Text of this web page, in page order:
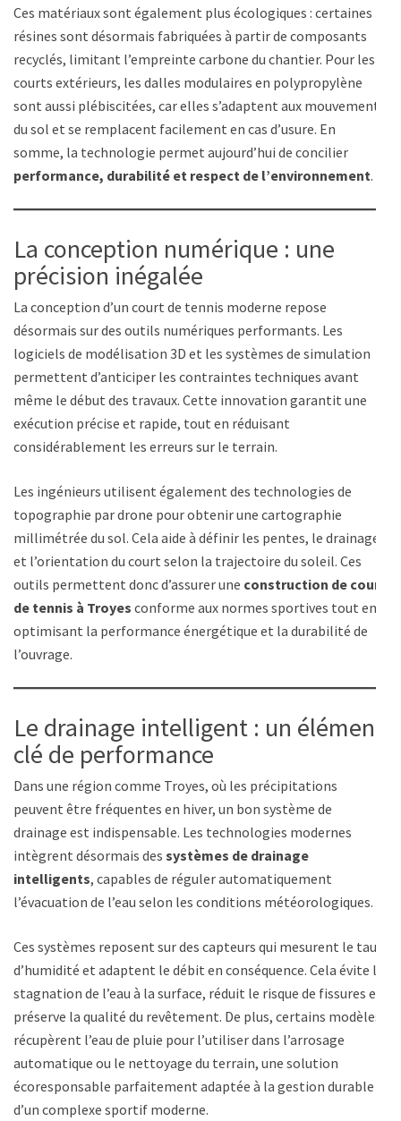
Ces matériaux sont également plus écologiques : certaines
résines sont désormais fabriquées à partir de composants
recyclés, limitant l’empreinte carbone du chantier. Pour les
courts extérieurs, les dalles modulaires en polypropylène
sont aussi plébiscitées, car elles s’adaptent aux mouvements
du sol et se remplacent facilement en cas d’usure. En
somme, la technologie permet aujourd’hui de concilier
performance, durabilité et respect de l’environnement.
La conception numérique : une
précision inégalée
La conception d’un court de tennis moderne repose
désormais sur des outils numériques performants. Les
logiciels de modélisation 3D et les systèmes de simulation
permettent d’anticiper les contraintes techniques avant
même le début des travaux. Cette innovation garantit une
exécution précise et rapide, tout en réduisant
considérablement les erreurs sur le terrain.
Les ingénieurs utilisent également des technologies de
topographie par drone pour obtenir une cartographie
millimétrée du sol. Cela aide à définir les pentes, le drainage
et l’orientation du court selon la trajectoire du soleil. Ces
outils permettent donc d’assurer une construction de court
de tennis à Troyes conforme aux normes sportives tout en
optimisant la performance énergétique et la durabilité de
l’ouvrage.
Le drainage intelligent : un élément
clé de performance
Dans une région comme Troyes, où les précipitations
peuvent être fréquentes en hiver, un bon système de
drainage est indispensable. Les technologies modernes
intègrent désormais des systèmes de drainage
intelligents, capables de réguler automatiquement
l’évacuation de l’eau selon les conditions météorologiques.
Ces systèmes reposent sur des capteurs qui mesurent le taux
d’humidité et adaptent le débit en conséquence. Cela évite la
stagnation de l’eau à la surface, réduit le risque de fissures et
préserve la qualité du revêtement. De plus, certains modèles
récupèrent l’eau de pluie pour l’utiliser dans l’arrosage
automatique ou le nettoyage du terrain, une solution
écoresponsable parfaitement adaptée à la gestion durable
d’un complexe sportif moderne.